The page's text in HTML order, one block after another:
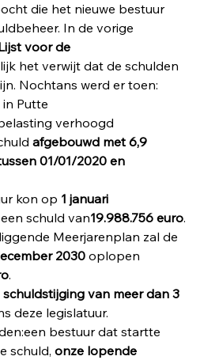
die het nieuwe bestuur
In de vorige
voor de
het verwijt dat de schulden
Nochtans werd er toen:
Putte
verhoogd
afgebouwd met 6,9
01/01/2020 en
kon op 1 januari
schuld van19.988.756 euro.
Meerjarenplan zal de
2030 oplopen
.
schuldstijging van meer dan 3
deze legislatuur.
bestuur dat startte
schuld, onze lopende